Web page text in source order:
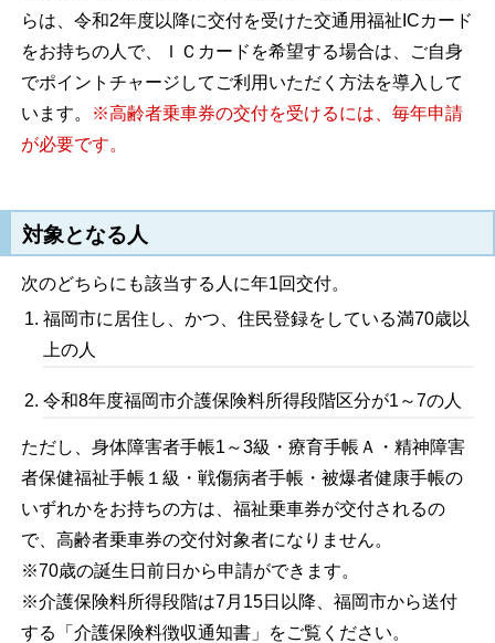
らは、令和2年度以降に交付を受けた交通用福祉ICカード
をお持ちの人で、ＩＣカードを希望する場合は、ご自身
でポイントチャージしてご利用いただく方法を導入して
います。
※高齢者乗車券の交付を受けるには、毎年申請
が必要です。
対象となる人
次のどちらにも該当する人に年1回交付。
福岡市に居住し、かつ、住民登録をしている満70歳以
上の人
令和8年度福岡市介護保険料所得段階区分が1～7の人
ただし、身体障害者手帳1～3級・療育手帳Ａ・精神障害
者保健福祉手帳１級・戦傷病者手帳・被爆者健康手帳の
いずれかをお持ちの方は、福祉乗車券が交付されるの
で、高齢者乗車券の交付対象者になりません。
※70歳の誕生日前日から申請ができます。
※介護保険料所得段階は7月15日以降、福岡市から送付
する「介護保険料徴収通知書」をご覧ください。